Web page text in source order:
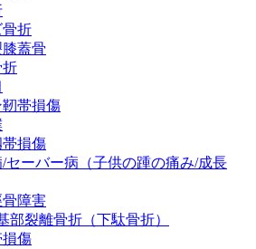
骨折
蓋骨
折
靭帯損傷
損傷
セーバー病（子供の踵の痛み/成長
障害
部裂離骨折（下駄骨折）
傷